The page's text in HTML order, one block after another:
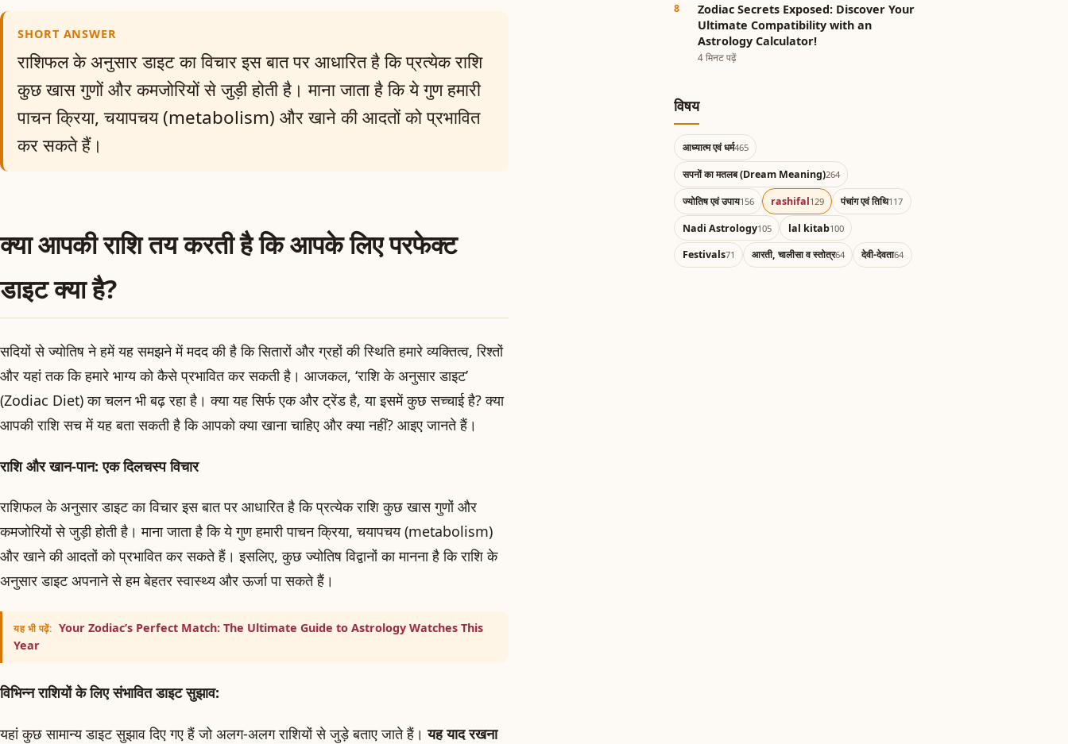
SHORT ANSWER
राशिफल के अनुसार डाइट का विचार इस बात पर आधारित है कि प्रत्येक राशि
कुछ खास गुणों और कमजोरियों से जुड़ी होती है। माना जाता है कि ये गुण हमारी
पाचन क्रिया, चयापचय (metabolism) और खाने की आदतों को प्रभावित
कर सकते हैं।
क्या आपकी राशि तय करती है कि आपके लिए परफेक्ट
डाइट क्या है?
सदियों से ज्योतिष ने हमें यह समझने में मदद की है कि सितारों और ग्रहों की स्थिति हमारे व्यक्तित्व, रिश्तों
और यहां तक कि हमारे भाग्य को कैसे प्रभावित कर सकती है। आजकल, ‘राशि के अनुसार डाइट’
(Zodiac Diet) का चलन भी बढ़ रहा है। क्या यह सिर्फ एक और ट्रेंड है, या इसमें कुछ सच्चाई है? क्या
आपकी राशि सच में यह बता सकती है कि आपको क्या खाना चाहिए और क्या नहीं? आइए जानते हैं।
राशि और खान-पान: एक दिलचस्प विचार
राशिफल के अनुसार डाइट का विचार इस बात पर आधारित है कि प्रत्येक राशि कुछ खास गुणों और
कमजोरियों से जुड़ी होती है। माना जाता है कि ये गुण हमारी पाचन क्रिया, चयापचय (metabolism)
और खाने की आदतों को प्रभावित कर सकते हैं। इसलिए, कुछ ज्योतिष विद्वानों का मानना है कि राशि के
अनुसार डाइट अपनाने से हम बेहतर स्वास्थ्य और ऊर्जा पा सकते हैं।
यह भी पढ़ें: Your Zodiac’s Perfect Match: The Ultimate Guide to Astrology Watches This
Year
विभिन्न राशियों के लिए संभावित डाइट सुझाव:
यहां कुछ सामान्य डाइट सुझाव दिए गए हैं जो अलग-अलग राशियों से जुड़े बताए जाते हैं।यह याद रखना
Zodiac Secrets Exposed: Discover Your
Ultimate Compatibility with an
Astrology Calculator!
4 मिनट पढ़ें
विषय
आध्यात्म एवं धर्म465
सपनों का मतलब (Dream Meaning)264
ज्योतिष एवं उपाय156 rashifal129 पंचांग एवं तिथि117
Nadi Astrology105 lal kitab100
Festivals71 आरती, चालीसा व स्तोत्र64 देवी-देवता64